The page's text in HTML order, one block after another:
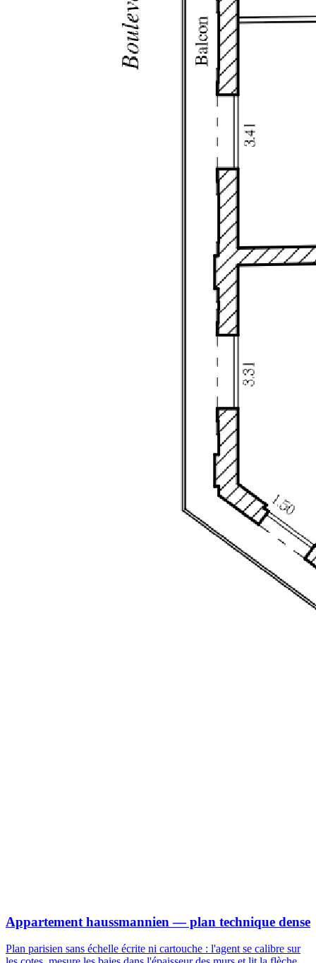
Appartement haussmannien — plan technique dense
Plan parisien sans échelle écrite ni cartouche : l'agent se calibre sur